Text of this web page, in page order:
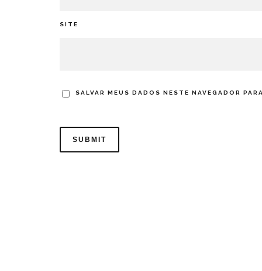
SITE
SALVAR MEUS DADOS NESTE NAVEGADOR